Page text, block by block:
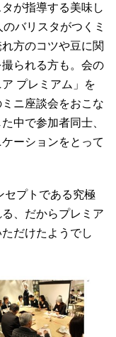
が指導する美味し
バリスタがつくミ
方のコツや豆に関
られる方も。会の
プレミアム」を
ニ座談会をおこな
中で参加者同士、
ーションをとって
セプトである究極
、だからプレミア
だけたようでし